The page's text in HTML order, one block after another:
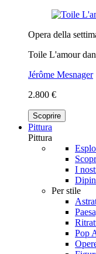
Opera della
Toile L'amour
Jérôme Mesnager
2.800 €
Scoprire
Pittura
Pittura
I
Per stile
Pop